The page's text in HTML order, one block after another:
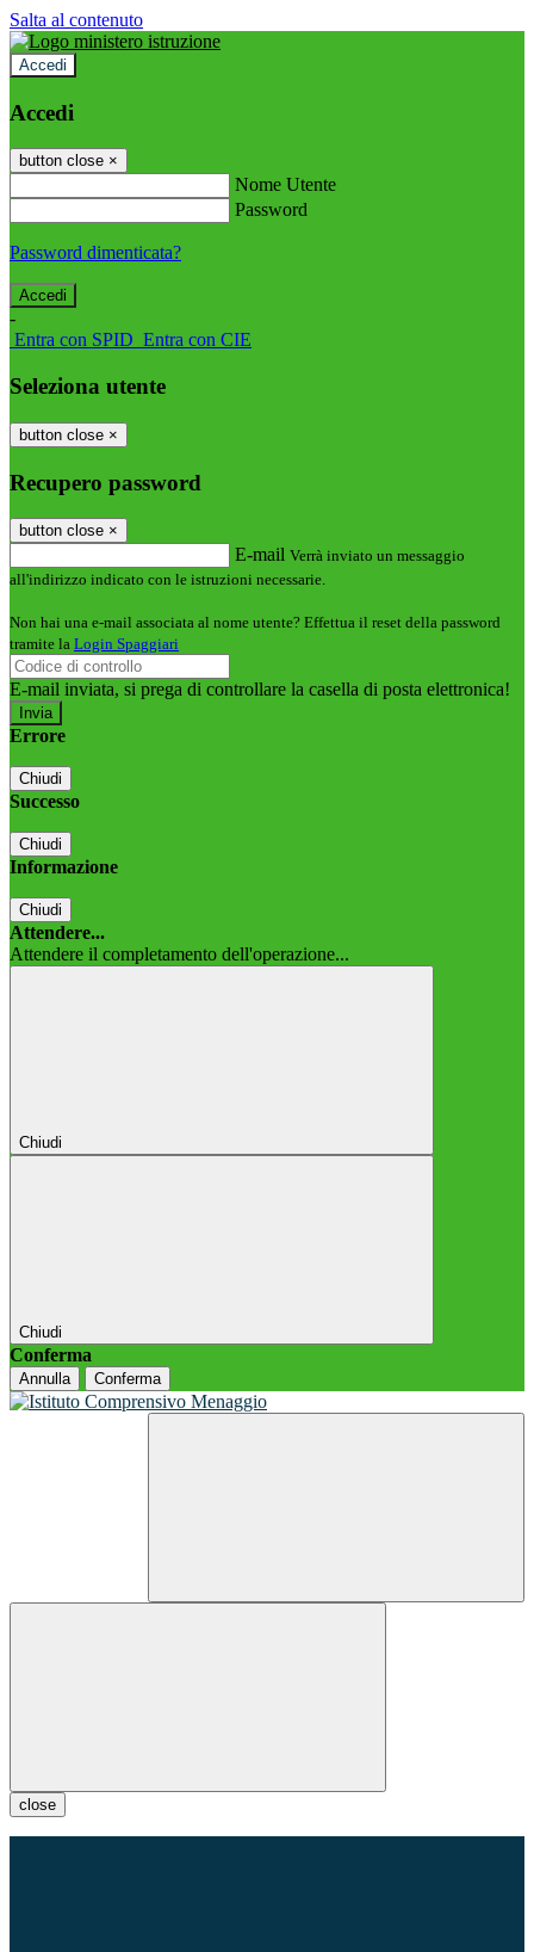
Salta al contenuto
Accedi
Accedi
button close ×
Nome Utente
Password
Password dimenticata?
-
Entra con SPID Entra con CIE
Seleziona utente
button close ×
Recupero password
button close ×
E-mail Verrà inviato un messaggio
all'indirizzo indicato con le istruzioni necessarie.
Non hai una e-mail associata al nome utente? Effettua il reset della password
tramite la Login Spaggiari
E-mail inviata, si prega di controllare la casella di posta elettronica!
Errore
Chiudi
Successo
Chiudi
Informazione
Chiudi
Attendere...
Attendere il completamento dell'operazione...
Chiudi
Chiudi
Conferma
Annulla Conferma
close